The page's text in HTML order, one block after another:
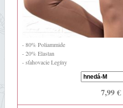
- 80% Poliammide
- 20% Elastan
- sťahovacie Legíny
7,99 €